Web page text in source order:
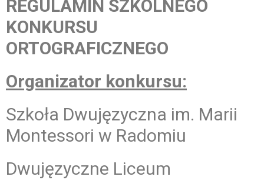
REGULAMIN SZKOLNEGO
KONKURSU
ORTOGRAFICZNEGO
Organizator konkursu:
Szkoła Dwujęzyczna im. Marii
Montessori w Radomiu
Dwujęzyczne Liceum